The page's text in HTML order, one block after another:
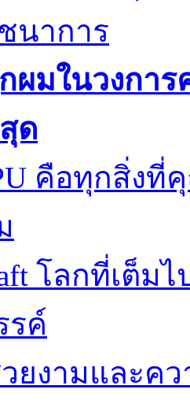
นาการ
ผมในวงกา
ด
คือทุกสิ่งที่
โลกที่เต็ม
รค์
ยงามและค